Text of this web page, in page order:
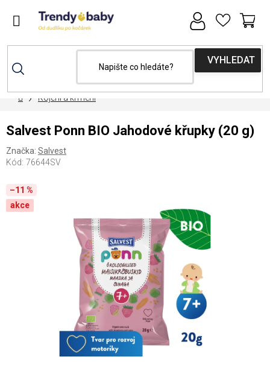
DomůKojení a krmení
Salvest Ponn BIO Jahodové křupky (20 g)
Značka: Salvest
Kód: 76644SV
akce
–11 %